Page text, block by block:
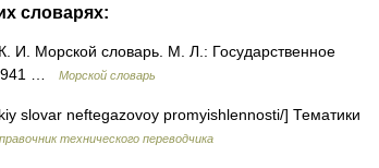
словарях:
И. Морской словарь. М. Л.: Государственное
…
Морской словарь
slovar neftegazovoy promyishlennosti/] Тематики
технического переводчика